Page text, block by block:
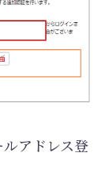
アドレス登